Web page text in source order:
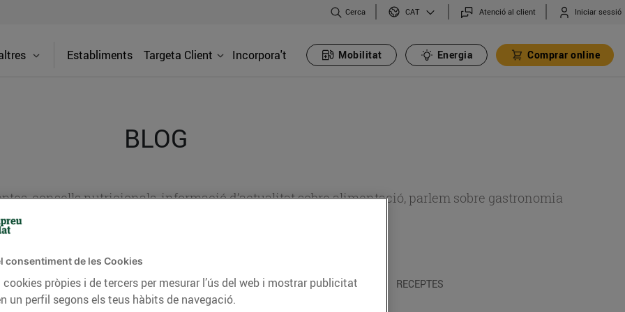
Cerca CAT Atenció al client Iniciar sessió
Establiments Targeta Client Incorpora't Mobilitat Energia Comprar online
BLOG
consells nutricionals, informació d’actualitat sobre alimentació, parlem sobre gastronomia
CONSELLS I HÀBITS SALUDABLES ENERGIA GASTRONOMIA I TRADICIONS RECEPTES
consentiment de les Cookies
pròpies i de tercers per mesurar l’ús del web i mostrar publicitat
un perfil segons els teus hàbits de navegació.